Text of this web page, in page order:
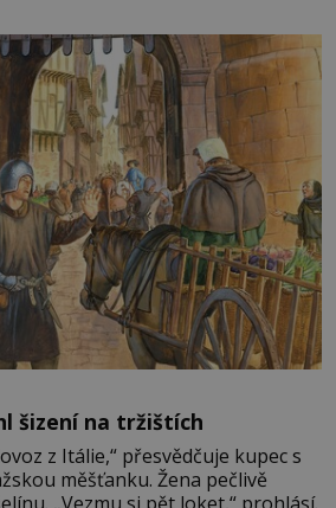
zemí a k tomu
šizení na tržištích
z Itálie,“ přesvědčuje kupec s
měšťanku. Žena pečlivě